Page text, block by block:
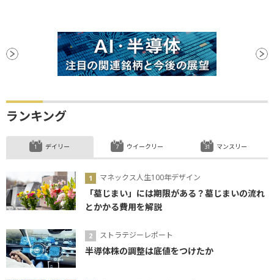
ランキング
デイリー
マネックス人生100年デザイン
「墓じまい」には期限がある？墓じまいの流れ
とかかる費用を解説
ストラテジーレポート
半導体株の調整は底値をつけたか
ウイークリー マンスリー